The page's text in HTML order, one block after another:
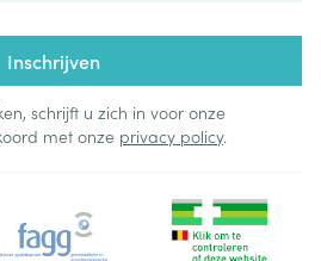
Inschrijven
schrijft u zich in voor onze
met onze privacy policy.